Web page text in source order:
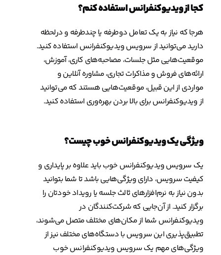
کجا از ویدیوکنفرانس استفاده کنم؟
هرجا که نیاز به یک تعامل دوطرفه یا چندطرفه و درلحظه
دارید می‌توانید از سرویس ویدیوکنفرانس استفاده کنید.
موقعیت‌هایی مثل جلسات، مصاحبه‌های کاری، آموزش،
ارائه‌های فروش و مذاکرات تجاری، مشاوره آنلاین و
مواردی از این قبیل، موقعیت‌هایی هستند که می‌توانید
از ویدیوکنفرانس برای بالا بردن بهره‌وری استفاده کنید.
ویژگی یک ویدیوکنفرانس خوب چیست؟
یک سرویس ویدیوکنفرانس خوب باید علاوه بر پایداری و
کیفیت سرویس، دارای ویژگی‌هایی باشد تا شما بتوانید
بدون نیاز به نرم‌افزارهای ثالث جلسه یا رویداد خودتان را
برگزار کنید. از آن‌جایی که شرکت‌کنندگان در
ویدیوکنفرانس شما از مکان‌های مختلف متصل می‌شوند،
تطبیق‌پذیری این سرویس با دستگاه‌های مختلف نیز از
ویژگی‌های مهم یک سرویس ویدیوکنفرانس خوب